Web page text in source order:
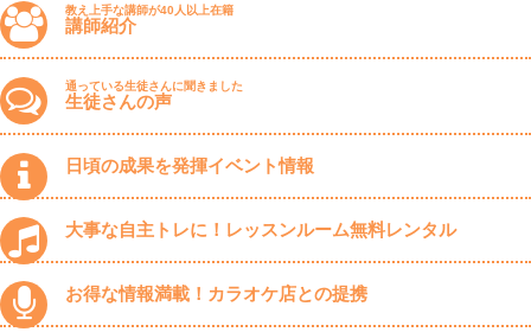
教え上手な講師が40人以上在籍
講師紹介
通っている生徒さんに聞きました
生徒さんの声
日頃の成果を発揮イベント情報
大事な自主トレに！レッスンルーム無料レンタル
お得な情報満載！カラオケ店との提携